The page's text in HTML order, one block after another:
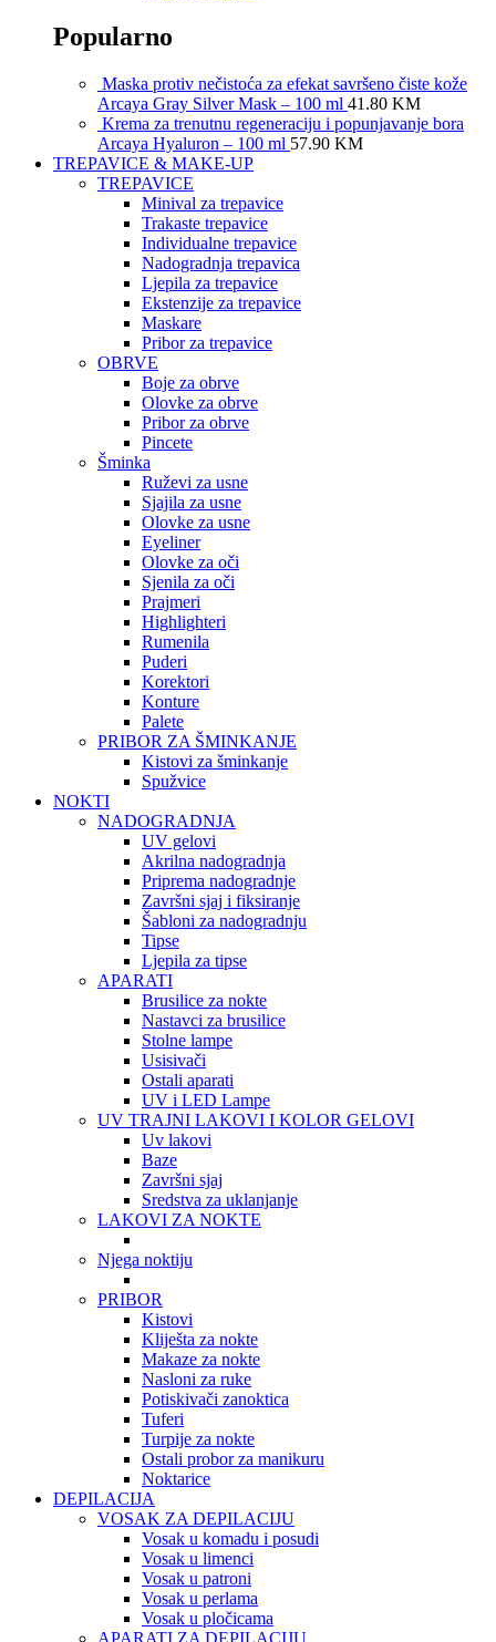
Popularno
Maska protiv nečistoća za efekat savršeno čiste kože
Arcaya Gray Silver Mask – 100 ml 41.80 KM
Krema za trenutnu regeneraciju i popunjavanje bora
Arcaya Hyaluron – 100 ml 57.90 KM
TREPAVICE & MAKE-UP
TREPAVICE
Minival za trepavice
Trakaste trepavice
Individualne trepavice
Nadogradnja trepavica
Ljepila za trepavice
Ekstenzije za trepavice
Maskare
Pribor za trepavice
OBRVE
Boje za obrve
Olovke za obrve
Pribor za obrve
Pincete
Šminka
Ruževi za usne
Sjajila za usne
Olovke za usne
Eyeliner
Olovke za oči
Sjenila za oči
Prajmeri
Highlighteri
Rumenila
Puderi
Korektori
Konture
Palete
PRIBOR ZA ŠMINKANJE
Kistovi za šminkanje
Spužvice
NOKTI
NADOGRADNJA
UV gelovi
Akrilna nadogradnja
Priprema nadogradnje
Završni sjaj i fiksiranje
Šabloni za nadogradnju
Tipse
Ljepila za tipse
APARATI
Brusilice za nokte
Nastavci za brusilice
Stolne lampe
Usisivači
Ostali aparati
UV i LED Lampe
UV TRAJNI LAKOVI I KOLOR GELOVI
Uv lakovi
Baze
Završni sjaj
Sredstva za uklanjanje
LAKOVI ZA NOKTE
Njega noktiju
PRIBOR
Kistovi
Kliješta za nokte
Makaze za nokte
Nasloni za ruke
Potiskivači zanoktica
Tuferi
Turpije za nokte
Ostali probor za manikuru
Noktarice
DEPILACIJA
VOSAK ZA DEPILACIJU
Vosak u komadu i posudi
Vosak u limenci
Vosak u patroni
Vosak u perlama
Vosak u pločicama
APARATI ZA DEPILACIJU